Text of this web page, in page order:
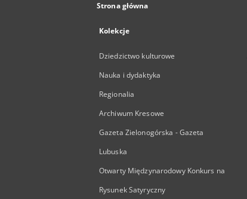
Strona główna
Kolekcje
Dziedzictwo kulturowe
Nauka i dydaktyka
Regionalia
Archiwum Kresowe
Gazeta Zielonogórska - Gazeta
Lubuska
Otwarty Międzynarodowy Konkurs na
Rysunek Satyryczny